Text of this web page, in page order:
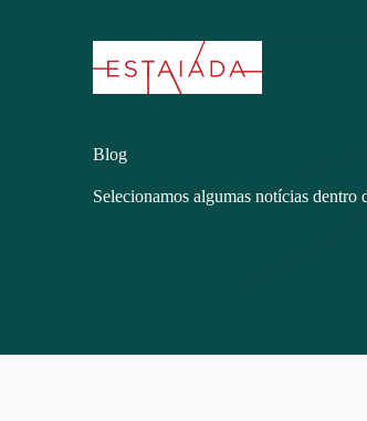
Blog
Selecionamos algumas notícias